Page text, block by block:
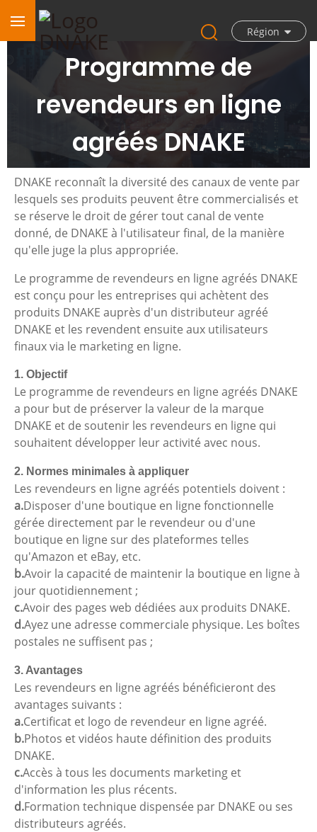
Région
Programme de
revendeurs en ligne
agréés DNAKE
DNAKE reconnaît la diversité des canaux de vente par
lesquels ses produits peuvent être commercialisés et
se réserve le droit de gérer tout canal de vente
donné, de DNAKE à l'utilisateur final, de la manière
qu'elle juge la plus appropriée.
Le programme de revendeurs en ligne agréés DNAKE
est conçu pour les entreprises qui achètent des
produits DNAKE auprès d'un distributeur agréé
DNAKE et les revendent ensuite aux utilisateurs
finaux via le marketing en ligne.
1. Objectif
Le programme de revendeurs en ligne agréés DNAKE
a pour but de préserver la valeur de la marque
DNAKE et de soutenir les revendeurs en ligne qui
souhaitent développer leur activité avec nous.
2. Normes minimales à appliquer
Les revendeurs en ligne agréés potentiels doivent :
a.Disposer d'une boutique en ligne fonctionnelle
gérée directement par le revendeur ou d'une
boutique en ligne sur des plateformes telles
qu'Amazon et eBay, etc.
b.Avoir la capacité de maintenir la boutique en ligne à
jour quotidiennement ;
c.Avoir des pages web dédiées aux produits DNAKE.
d.Ayez une adresse commerciale physique. Les boîtes
postales ne suffisent pas ;
3. Avantages
Les revendeurs en ligne agréés bénéficieront des
avantages suivants :
a.Certificat et logo de revendeur en ligne agréé.
b.Photos et vidéos haute définition des produits
DNAKE.
c.Accès à tous les documents marketing et
d'information les plus récents.
d.Formation technique dispensée par DNAKE ou ses
distributeurs agréés.